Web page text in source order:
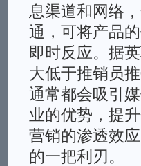
息渠道和网络
通，可将产品
即时反应。据
大低于推销员
通常都会吸引
业的优势，提
营销的渗透效
的一把利刃。